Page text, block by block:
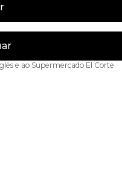
e ao Supermercado El Corte